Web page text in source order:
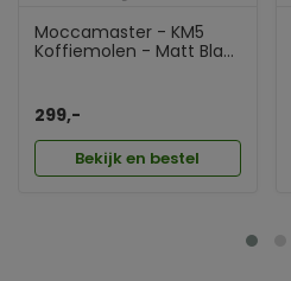
Moccamaster - KM5
Koffiemolen - Matt Bla...
299,-
Bekijk en bestel